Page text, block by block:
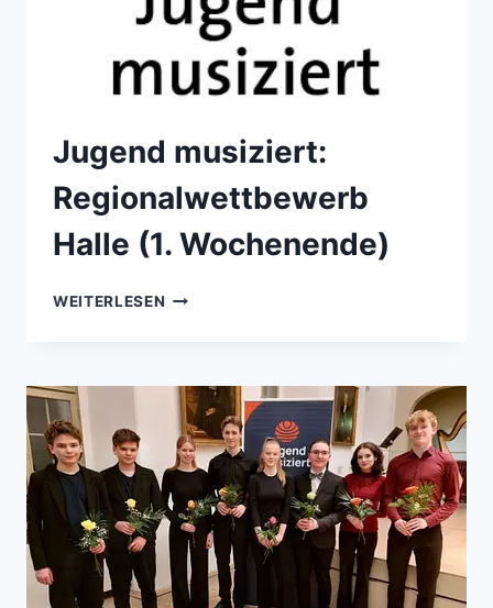
Jugend musiziert:
Regionalwettbewerb
Halle (1. Wochenende)
WEITERLESEN JUGEND
(1.
WOCHENENDE)